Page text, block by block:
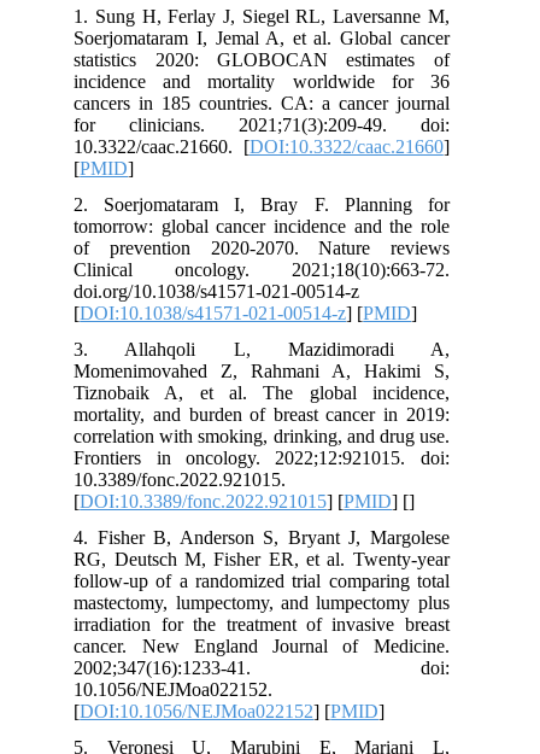
1. Sung H, Ferlay J, Siegel RL, Laversanne M,
Soerjomataram I, Jemal A, et al. Global cancer
statistics 2020: GLOBOCAN estimates of
incidence and mortality worldwide for 36
cancers in 185 countries. CA: a cancer journal
for clinicians. 2021;71(3):209-49. doi:
10.3322/caac.21660. [DOI:10.3322/caac.21660
[PMID
2. Soerjomataram I, Bray F. Planning for
tomorrow: global cancer incidence and the role
of prevention 2020-2070. Nature reviews
Clinical oncology. 2021;18(10):663-72.
doi.org/10.1038/s41571-021-00514-z
[DOI:10.1038/s41571-021-00514-z] [PMID
3. Allahqoli L, Mazidimoradi A,
Momenimovahed Z, Rahmani A, Hakimi S,
Tiznobaik A, et al. The global incidence,
mortality, and burden of breast cancer in 2019:
correlation with smoking, drinking, and drug use.
Frontiers in oncology. 2022;12:921015. doi:
10.3389/fonc.2022.921015.
[DOI:10.3389/fonc.2022.921015] [PMID] [
4. Fisher B, Anderson S, Bryant J, Margolese
RG, Deutsch M, Fisher ER, et al. Twenty-year
follow-up of a randomized trial comparing total
mastectomy, lumpectomy, and lumpectomy plus
irradiation for the treatment of invasive breast
cancer. New England Journal of Medicine.
2002;347(16):1233-41. doi:
10.1056/NEJMoa022152.
[DOI:10.1056/NEJMoa022152] [PMID
5. Veronesi U, Marubini E, Mariani L,